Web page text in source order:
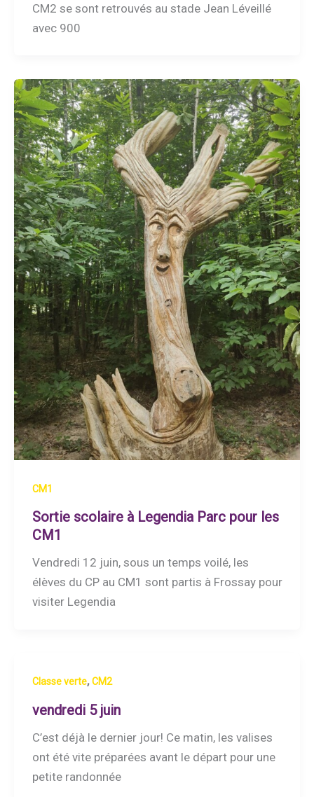
CM2 se sont retrouvés au stade Jean Léveillé
avec 900
CM1
Sortie scolaire à Legendia Parc pour les
CM1
Vendredi 12 juin, sous un temps voilé, les
élèves du CP au CM1 sont partis à Frossay pour
visiter Legendia
Classe verte,CM2
vendredi 5 juin
C’est déjà le dernier jour! Ce matin, les valises
ont été vite préparées avant le départ pour une
petite randonnée